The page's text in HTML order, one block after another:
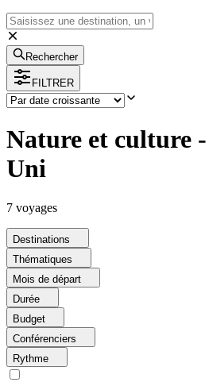
Rechercher
FILTRER
Nature et culture
Uni
7 voyages
Destinations
Thématiques
Mois de départ
Durée
Budget
Conférenciers
Rythme